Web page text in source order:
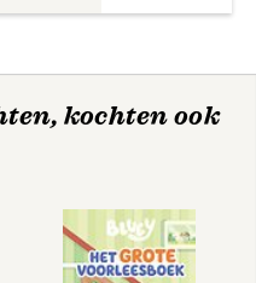
kochten ook